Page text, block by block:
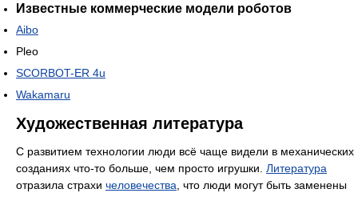
Известные коммерческие модели роботов
Aibo
Pleo
SCORBOT-ER 4u
Wakamaru
Художественная литература
С развитием технологии люди всё чаще видели в механических
созданиях что-то больше, чем просто игрушки. Литература
отразила страхи человечества , что люди могут быть заменены